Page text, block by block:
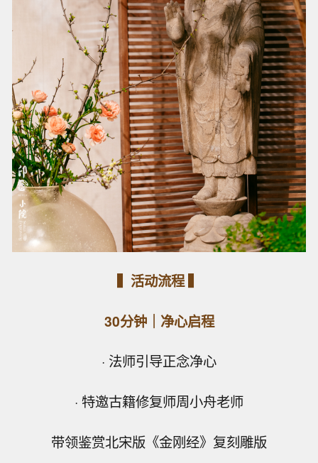
▍活动流程 ▍
30分钟｜净心启程
· 法师引导正念净心
· 特邀古籍修复师周小舟老师
带领鉴赏北宋版《金刚经》复刻雕版